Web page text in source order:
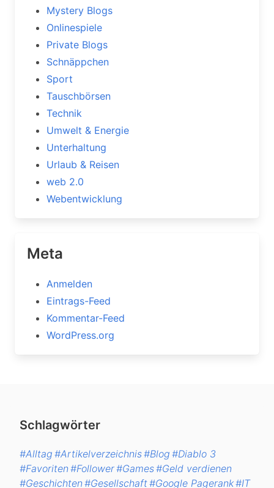
Mystery Blogs
Onlinespiele
Private Blogs
Schnäppchen
Sport
Tauschbörsen
Technik
Umwelt & Energie
Unterhaltung
Urlaub & Reisen
web 2.0
Webentwicklung
Meta
Anmelden
Eintrags-Feed
Kommentar-Feed
WordPress.org
Schlagwörter
#Alltag #Artikelverzeichnis#Blog #Diablo 3
#Favoriten#Follower#Games#Geld verdienen
#Geschichten#Gesellschaft#Google Pagerank#IT